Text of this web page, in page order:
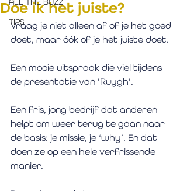
TIPS
Doe ik het juiste?
Vraag je niet alleen af of je het goed
doet, maar óók of je het juiste doet.
Een mooie uitspraak die viel tijdens
de presentatie van 'Ruygh'.
Een fris, jong bedrijf dat anderen
helpt om weer terug te gaan naar
de basis: je missie, je ‘why’. En dat
doen ze op een hele verfrissende
manier.